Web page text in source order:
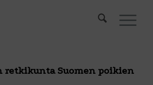
retkikunta Suomen poikien